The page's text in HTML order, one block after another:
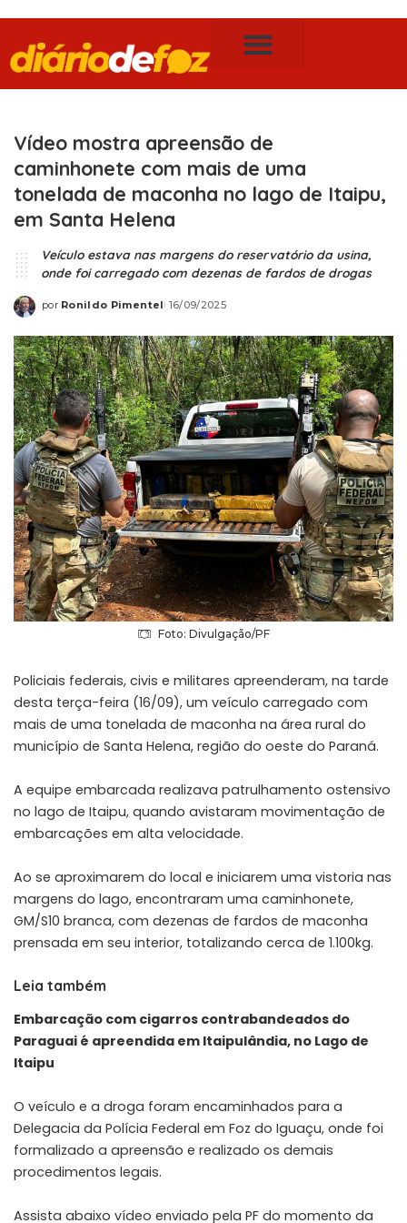
Vídeo mostra apreensão de
caminhonete com mais de uma
tonelada de maconha no lago de Itaipu,
em Santa Helena
Veículo estava nas margens do reservatório da usina,
onde foi carregado com dezenas de fardos de drogas
por Ronildo Pimentel 16/09/2025
Foto: Divulgação/PF
Policiais federais, civis e militares apreenderam, na tarde
desta terça-feira (16/09), um veículo carregado com
mais de uma tonelada de maconha na área rural do
município de Santa Helena, região do oeste do Paraná.
A equipe embarcada realizava patrulhamento ostensivo
no lago de Itaipu, quando avistaram movimentação de
embarcações em alta velocidade.
Ao se aproximarem do local e iniciarem uma vistoria nas
margens do lago, encontraram uma caminhonete,
GM/S10 branca, com dezenas de fardos de maconha
prensada em seu interior, totalizando cerca de 1.100kg.
Leia também
Embarcação com cigarros contrabandeados do
Paraguai é apreendida em Itaipulândia, no Lago de
Itaipu
O veículo e a droga foram encaminhados para a
Delegacia da Polícia Federal em Foz do Iguaçu, onde foi
formalizado a apreensão e realizado os demais
procedimentos legais.
Assista abaixo vídeo enviado pela PF do momento da